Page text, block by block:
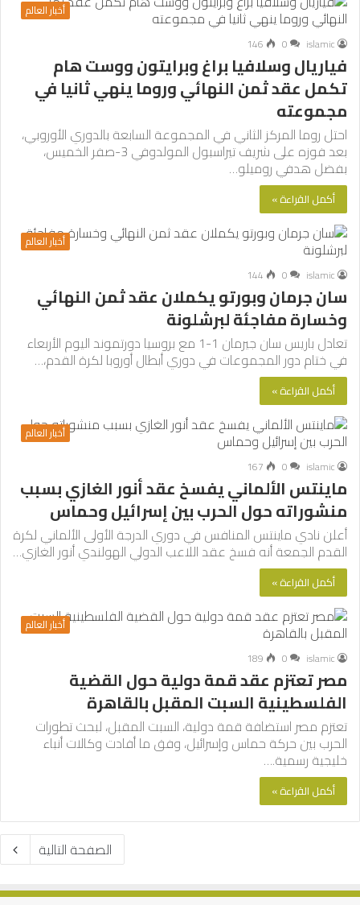
أخبار العالم
islamic
0
146
فياريال وسلافيا براغ وبرايتون ووست هام
تكمل عقد ثمن النهائي وروما ينهي ثانيا في
مجموعته
احتل روما المركز الثاني في المجموعة السابعة بالدوري الأوروبي،
بعد فوزه على شريف تيراسبول المولدوفي 3-صفر الخميس،
بفضل هدفي روميلو…
أكمل القراءة »
أخبار العالم
islamic
0
144
سان جرمان وبورتو يكملان عقد ثمن النهائي
وخسارة مفاجئة لبرشلونة
تعادل باريس سان جيرمان 1-1 مع بروسيا دورتموند اليوم الأربعاء
في ختام دور المجموعات في دوري أبطال أوروبا لكرة القدم،…
أكمل القراءة »
أخبار العالم
islamic
0
167
ماينتس الألماني يفسخ عقد أنور الغازي بسبب
منشوراته حول الحرب بين إسرائيل وحماس
أعلن نادي ماينتس المنافس في دوري الدرجة الأولى الألماني لكرة
القدم الجمعة أنه فسخ عقد اللاعب الدولي الهولندي أنور الغازي…
أكمل القراءة »
أخبار العالم
islamic
0
189
مصر تعتزم عقد قمة دولية حول القضية
الفلسطينية السبت المقبل بالقاهرة
تعتزم مصر استضافة قمة دولية، السبت المقبل، لبحث تطورات
الحرب بين حركة حماس وإسرائيل، وفق ما أفادت وكالات أنباء
خليجية رسمية.…
أكمل القراءة »
الصفحة التالية